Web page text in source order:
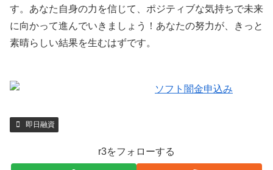
す。あなた自身の力を信じて、ポジティブな気持ちで未来
に向かって進んでいきましょう！あなたの努力が、きっと
素晴らしい結果を生むはずです。
即日融資
r3をフォローする